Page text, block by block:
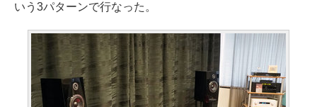
いう3パターンで行なった。